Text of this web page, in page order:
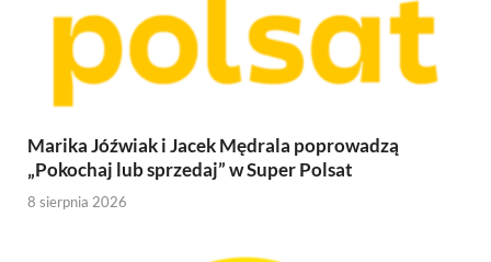
Marika Jóźwiak i Jacek Mędrala poprowadzą
„Pokochaj lub sprzedaj” w Super Polsat
8 sierpnia 2026